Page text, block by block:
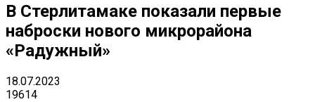
В Стерлитамаке показали первые
наброски нового микрорайона
«Радужный»
18.07.2023
19614